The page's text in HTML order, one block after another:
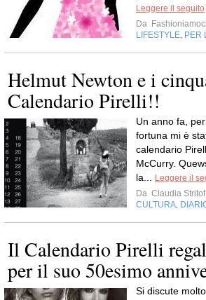
Leggere il seguito
Da Fashioniamoci
LIFESTYLE PER
Helmut Newton e i
Calendario Pirelli!!
Un anno fa,
fortuna mi è
calendario
McCurry.
la...
Leggere il
Da Claudia Stritof
CULTURA
Il Calendario Pirelli
per il suo 50esimo
Si discute